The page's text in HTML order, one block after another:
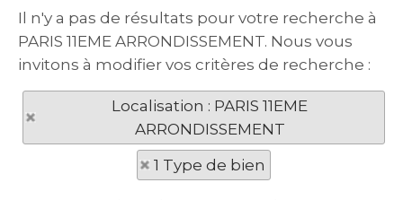
Il n'y a pas de résultats pour votre recherche à
PARIS 11EME ARRONDISSEMENT. Nous vous
invitons à modifier vos critères de recherche :
Localisation : PARIS 11EME
ARRONDISSEMENT
1 Type de bien